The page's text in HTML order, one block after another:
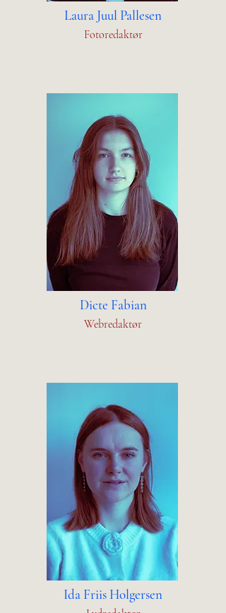
Laura Juul Pallesen
Fotoredaktør
Dicte Fabian
Webredaktør
Ida Friis Holgersen